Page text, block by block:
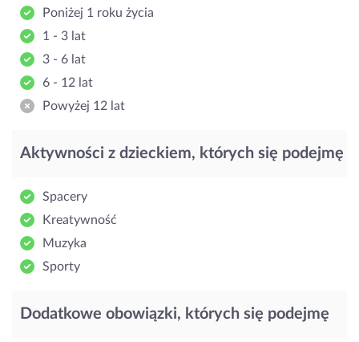
Poniżej 1 roku życia
1 - 3 lat
3 - 6 lat
6 - 12 lat
Powyżej 12 lat
Aktywności z dzieckiem, których się podejmę
Spacery
Kreatywność
Muzyka
Sporty
Dodatkowe obowiązki, których się podejmę